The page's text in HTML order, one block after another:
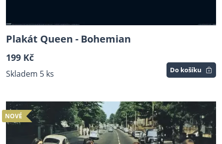
Plakát Queen - Bohemian
199 Kč
Skladem 5 ks Do košíku
NOVÉ